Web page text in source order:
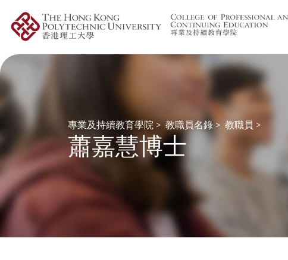
專業及持續教育學院 > 教職員名錄 > 教職員 >
蕭嘉慧博士